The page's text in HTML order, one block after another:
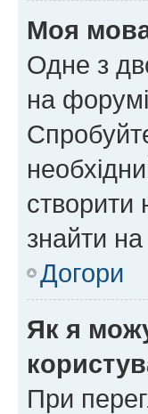
Моя
Одне з
на
створити
знайти
Догори
Як я
При